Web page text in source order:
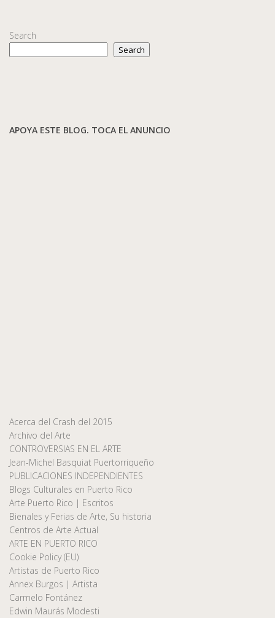
Search
Search
APOYA ESTE BLOG. TOCA EL ANUNCIO
Acerca del Crash del 2015
Archivo del Arte
CONTROVERSIAS EN EL ARTE
Jean-Michel Basquiat Puertorriqueño
PUBLICACIONES INDEPENDIENTES
Blogs Culturales en Puerto Rico
Arte Puerto Rico | Escritos
Bienales y Ferias de Arte, Su historia
Centros de Arte Actual
ARTE EN PUERTO RICO
Cookie Policy (EU)
Artistas de Puerto Rico
Annex Burgos | Artista
Carmelo Fontánez
Edwin Maurás Modesti